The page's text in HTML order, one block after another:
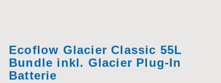
Ecoflow Glacier Classic 55L
Bundle inkl. Glacier Plug-In
Batterie